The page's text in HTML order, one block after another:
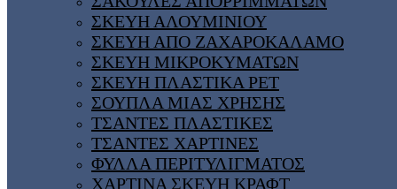
ΣΚΕΥΗ ΑΛΟΥΜΙΝΙΟΥ
ΣΚΕΥΗ ΑΠΟ ΖΑΧΑΡΟΚΑΛΑΜΟ
ΣΚΕΥΗ ΜΙΚΡΟΚΥΜΑΤΩΝ
ΣΚΕΥΗ ΠΛΑΣΤΙΚΑ PET
ΣΟΥΠΛΑ ΜΙΑΣ ΧΡΗΣΗΣ
ΤΣΑΝΤΕΣ ΠΛΑΣΤΙΚΕΣ
ΤΣΑΝΤΕΣ ΧΑΡΤΙΝΕΣ
ΦΥΛΛΑ ΠΕΡΙΤΥΛΙΓΜΑΤΟΣ
ΧΑΡΤΙΝΑ ΣΚΕΥΗ ΚΡΑΦΤ